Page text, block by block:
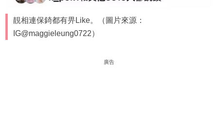
靚相連保錡都有畀Like。（圖片來源：
IG@maggieleung0722）
廣告